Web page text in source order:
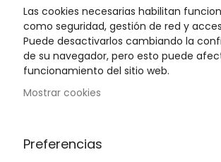
PRODUCTOS
Las cookies necesarias habilitan
como seguridad, gestión de red y
Puede desactivarlos cambiando la
de su navegador, pero esto puede
funcionamiento del sitio web.
Mostrar cookies
Preferencias